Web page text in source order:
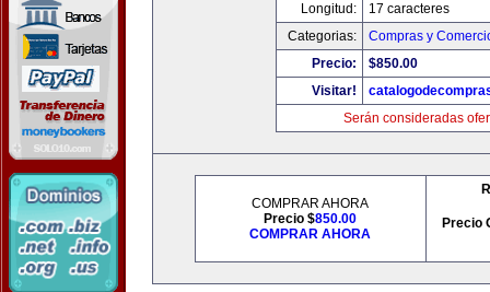
Longitud:
17 caracteres
Categorias:
Compras y
Precio:
$850.00
Visitar!
Serán consideradas
COMPRAR AHORA
Precio $850.00
COMPRAR AHORA
Precio